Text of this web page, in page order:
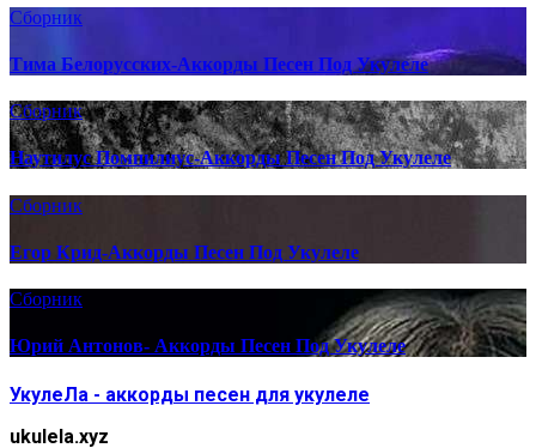
Сборник
Тима Белорусских-Аккорды Песен Под Укулеле
Сборник
Наутилус Помпилиус-Аккорды Песен Под Укулеле
Сборник
Егор Крид-Аккорды Песен Под Укулеле
Сборник
Юрий Антонов- Аккорды Песен Под Укулеле
УкулеЛа - аккорды песен для укулеле
ukulela.xyz